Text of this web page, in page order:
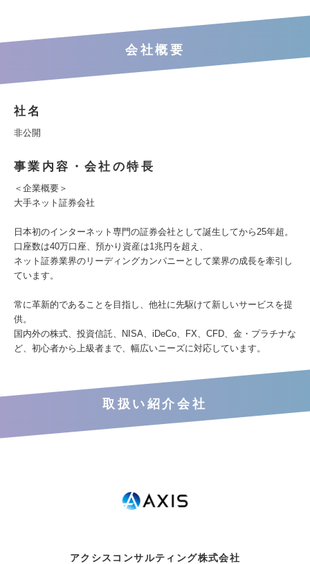
会社概要
社名
非公開
事業内容・会社の特長
＜企業概要＞
大手ネット証券会社
日本初のインターネット専門の証券会社として誕生してから25年超。
口座数は40万口座、預かり資産は1兆円を超え、
ネット証券業界のリーディングカンパニーとして業界の成長を牽引し
ています。
常に革新的であることを目指し、他社に先駆けて新しいサービスを提
供。
国内外の株式、投資信託、NISA、iDeCo、FX、CFD、金・プラチナな
ど、初心者から上級者まで、幅広いニーズに対応しています。
取扱い紹介会社
アクシスコンサルティング株式会社